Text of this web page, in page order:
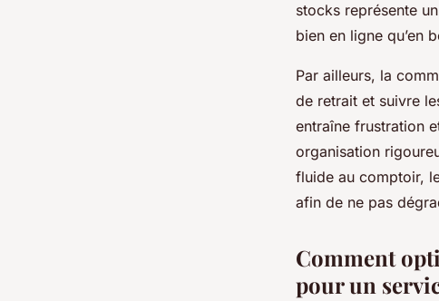
stocks représente
bien en ligne qu’en
Par ailleurs, la
de retrait et suivre
entraîne frustration
organisation
fluide au comptoir,
afin de ne pas
Comment
pour un